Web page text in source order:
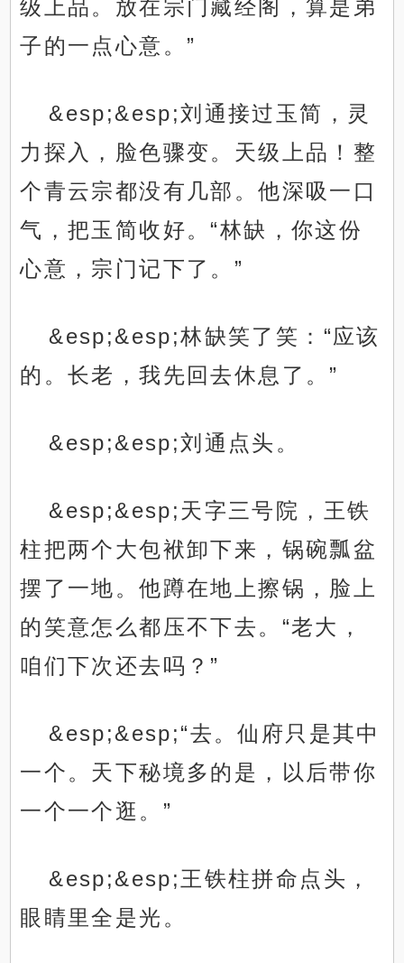
级上品。放在宗门藏经阁，算是弟
子的一点心意。”
&esp;&esp;刘通接过玉简，灵
力探入，脸色骤变。天级上品！整
个青云宗都没有几部。他深吸一口
气，把玉简收好。“林缺，你这份
心意，宗门记下了。”
&esp;&esp;林缺笑了笑：“应该
的。长老，我先回去休息了。”
&esp;&esp;刘通点头。
&esp;&esp;天字三号院，王铁
柱把两个大包袱卸下来，锅碗瓢盆
摆了一地。他蹲在地上擦锅，脸上
的笑意怎么都压不下去。“老大，
咱们下次还去吗？”
&esp;&esp;“去。仙府只是其中
一个。天下秘境多的是，以后带你
一个一个逛。”
&esp;&esp;王铁柱拼命点头，
眼睛里全是光。